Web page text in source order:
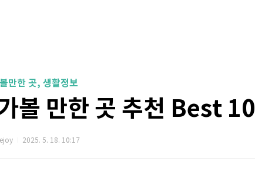
만한 곳, 생활정보
볼 만한 곳 추천 Best 10
2025. 5. 18. 10:17